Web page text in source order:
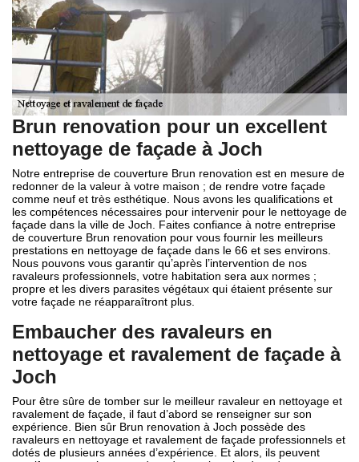
Brun renovation pour un excellent
nettoyage de façade à Joch
Notre entreprise de couverture Brun renovation est en mesure de
redonner de la valeur à votre maison ; de rendre votre façade
comme neuf et très esthétique. Nous avons les qualifications et
les compétences nécessaires pour intervenir pour le nettoyage de
façade dans la ville de Joch. Faites confiance à notre entreprise
de couverture Brun renovation pour vous fournir les meilleurs
prestations en nettoyage de façade dans le 66 et ses environs.
Nous pouvons vous garantir qu’après l’intervention de nos
ravaleurs professionnels, votre habitation sera aux normes ;
propre et les divers parasites végétaux qui étaient présente sur
votre façade ne réapparaîtront plus.
Embaucher des ravaleurs en
nettoyage et ravalement de façade à
Joch
Pour être sûre de tomber sur le meilleur ravaleur en nettoyage et
ravalement de façade, il faut d’abord se renseigner sur son
expérience. Bien sûr Brun renovation à Joch possède des
ravaleurs en nettoyage et ravalement de façade professionnels et
dotés de plusieurs années d’expérience. Et alors, ils peuvent